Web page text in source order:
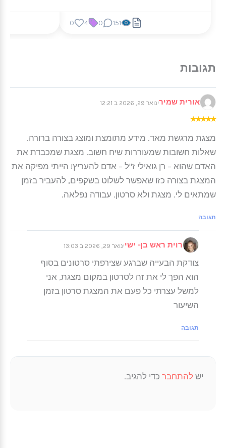
151
0
4
0
אורית שמירינואר 29, 2026 ב 12:21
★
★
★
★
★
מצגת מרגשת מאד. מידע מתומצת ומוצג בצורה ברורה.
שאלות חשובות שמעוררות שיח חשוב. מצגת שמכבדת את
האדם שהוא – רן גואילי ז"ל – אדם להעריץ! הייתי מפיקה את
המצגת בצורה כזו שאפשר לשלוט בשקפים, להעביר בזמן
שמתאים לי. מצגת ולא סרטון. עבודה נפלאה.
תגובה
רוית ראש בן- ישיינואר 29, 2026 ב 13:03
צודקת הבעייה שברגע שצירפתי סרטונים בסוף
הוא הפך לי את זה לסרטון במקום מצגת, אני
למשל עצרתי כל פעם את המצגת סרטון בזמן
השיעור
תגובה
יש להתחבר כדי להגיב.